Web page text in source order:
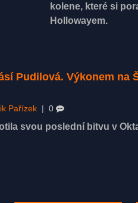
kolene, které si
Hollowayem.
Pudilová. Výkonem na
Pařízek | 0
svou poslední bitvu v